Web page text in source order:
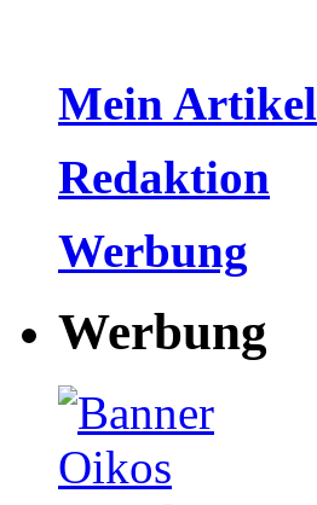
Mein Artikel
Redaktion
Werbung
Werbung